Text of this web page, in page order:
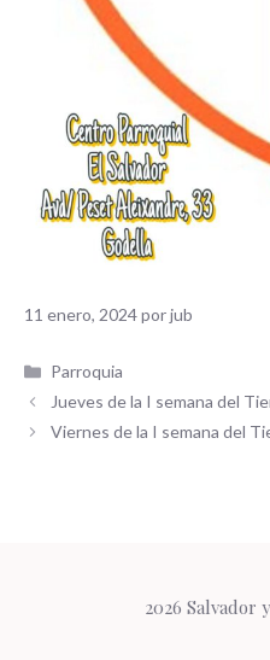
11 enero, 2024porjub
Categorías
Parroquia
Jueves de la I semana del
Viernes de la I semana del
2026 Salvador